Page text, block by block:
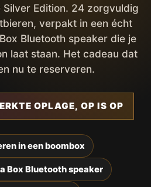
Edition. 24 zorgvuldig
verpakt in een écht
Bluetooth speaker die je
laat staan. Het cadeau dat
nu te reserveren.
OPLAGE, OP IS OP
in een boombox
Box Bluetooth speaker